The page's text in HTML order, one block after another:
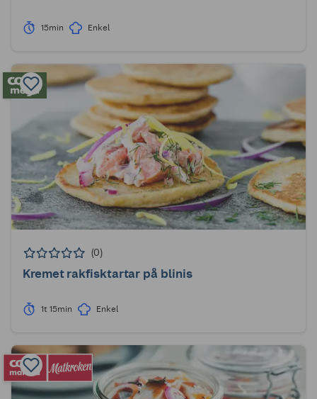
15min Enkel
(0)
Kremet rakfisktartar på blinis
1t 15min Enkel